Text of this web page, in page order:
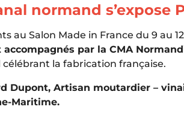
normand s’expose
au Salon Made in France du 9 au
par la CMA
la fabrication française.
Dupont, Artisan moutardier –
Maritime.